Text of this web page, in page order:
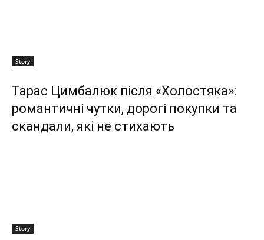
Story
Тарас Цимбалюк після «Холостяка»:
романтичні чутки, дорогі покупки та
скандали, які не стихають
Story